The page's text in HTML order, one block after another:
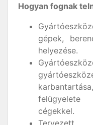
Hogyan fognak
gépek,
helyezése.
cégekkel.
Tervezett,